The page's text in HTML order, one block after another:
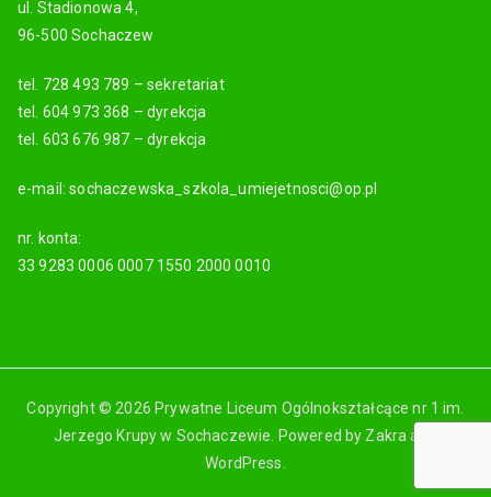
ul. Stadionowa 4,
96-500 Sochaczew
tel. 728 493 789 – sekretariat
tel. 604 973 368 – dyrekcja
tel. 603 676 987 – dyrekcja
e-mail: sochaczewska_szkola_umiejetnosci@op.pl
nr. konta:
33 9283 0006 0007 1550 2000 0010
Copyright © 2026 Prywatne Liceum Ogólnokształcące nr 1 im.
Jerzego Krupy w Sochaczewie. Powered by Zakra and
WordPress